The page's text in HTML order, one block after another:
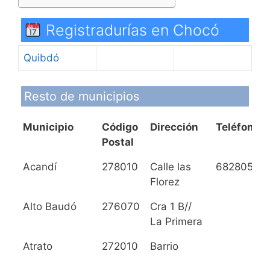
Registradurías en Chocó
Quibdó
Resto de municipios
Municipio
Código
Postal
Dirección Teléfono
Municipio
Código
Dirección Teléfono
Acandí 278010
Calle las
Florez
6828055
Alto Baudó 276070
Cra 1 B//
La Primera
Atrato 272010
Barrio